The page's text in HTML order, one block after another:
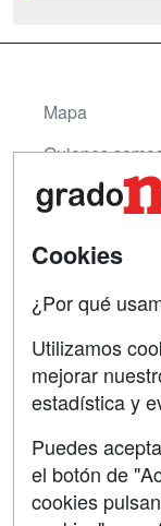
Mapa
Quienes
Tarifas
Contactar
Copyleft
Cookies
¿Por qué
Utilizamos
mejorar
estadística y
Puedes
el botón de
cookies